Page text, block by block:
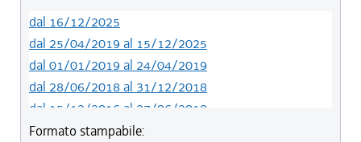
dal 16/12/2025
dal 25/04/2019 al 15/12/2025
dal 01/01/2019 al 24/04/2019
dal 28/06/2018 al 31/12/2018
dal 15/12/2016 al 27/06/2018
dal 13/01/2016 al 14/12/2016
Formato stampabile: